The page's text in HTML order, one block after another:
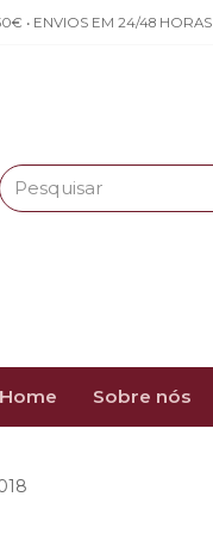
• ENVIOS EM 24/48 HORAS
Home Sobre nós